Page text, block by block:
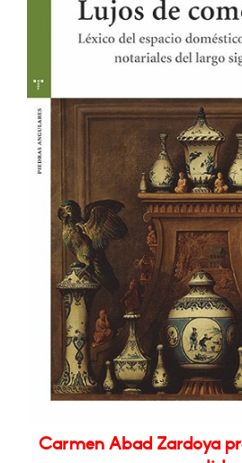
Carmen Abad Zardoya